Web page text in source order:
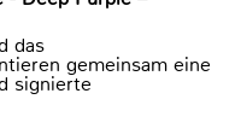
das
gemeinsam eine
signierte